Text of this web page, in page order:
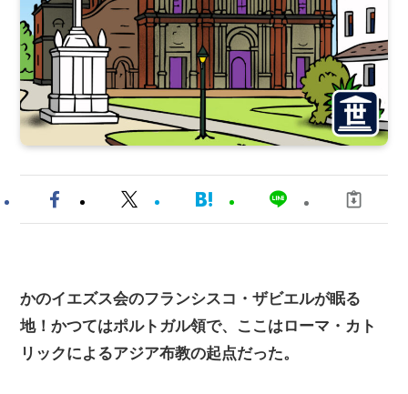
かのイエズス会のフランシスコ・ザビエルが眠る
地！かつてはポルトガル領で、ここはローマ・カト
リックによるアジア布教の起点だった。